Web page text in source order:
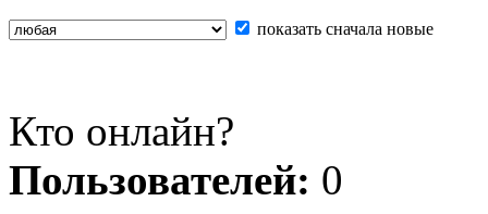
показать сначала новые
Кто онлайн?
Пользователей: 0